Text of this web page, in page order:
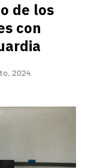
de los
con
2024